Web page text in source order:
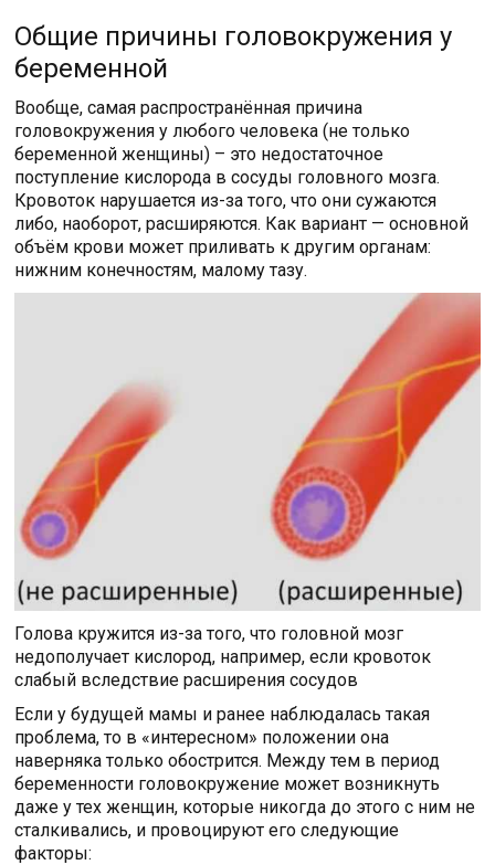
Общие причины головокружения у
беременной
Вообще, самая распространённая причина
головокружения у любого человека (не только
беременной женщины) – это недостаточное
поступление кислорода в сосуды головного мозга.
Кровоток нарушается из-за того, что они сужаются
либо, наоборот, расширяются. Как вариант — основной
объём крови может приливать к другим органам:
нижним конечностям, малому тазу.
Голова кружится из-за того, что головной мозг
недополучает кислород, например, если кровоток
слабый вследствие расширения сосудов
Если у будущей мамы и ранее наблюдалась такая
проблема, то в «интересном» положении она
наверняка только обострится. Между тем в период
беременности головокружение может возникнуть
даже у тех женщин, которые никогда до этого с ним не
сталкивались, и провоцируют его следующие
факторы: